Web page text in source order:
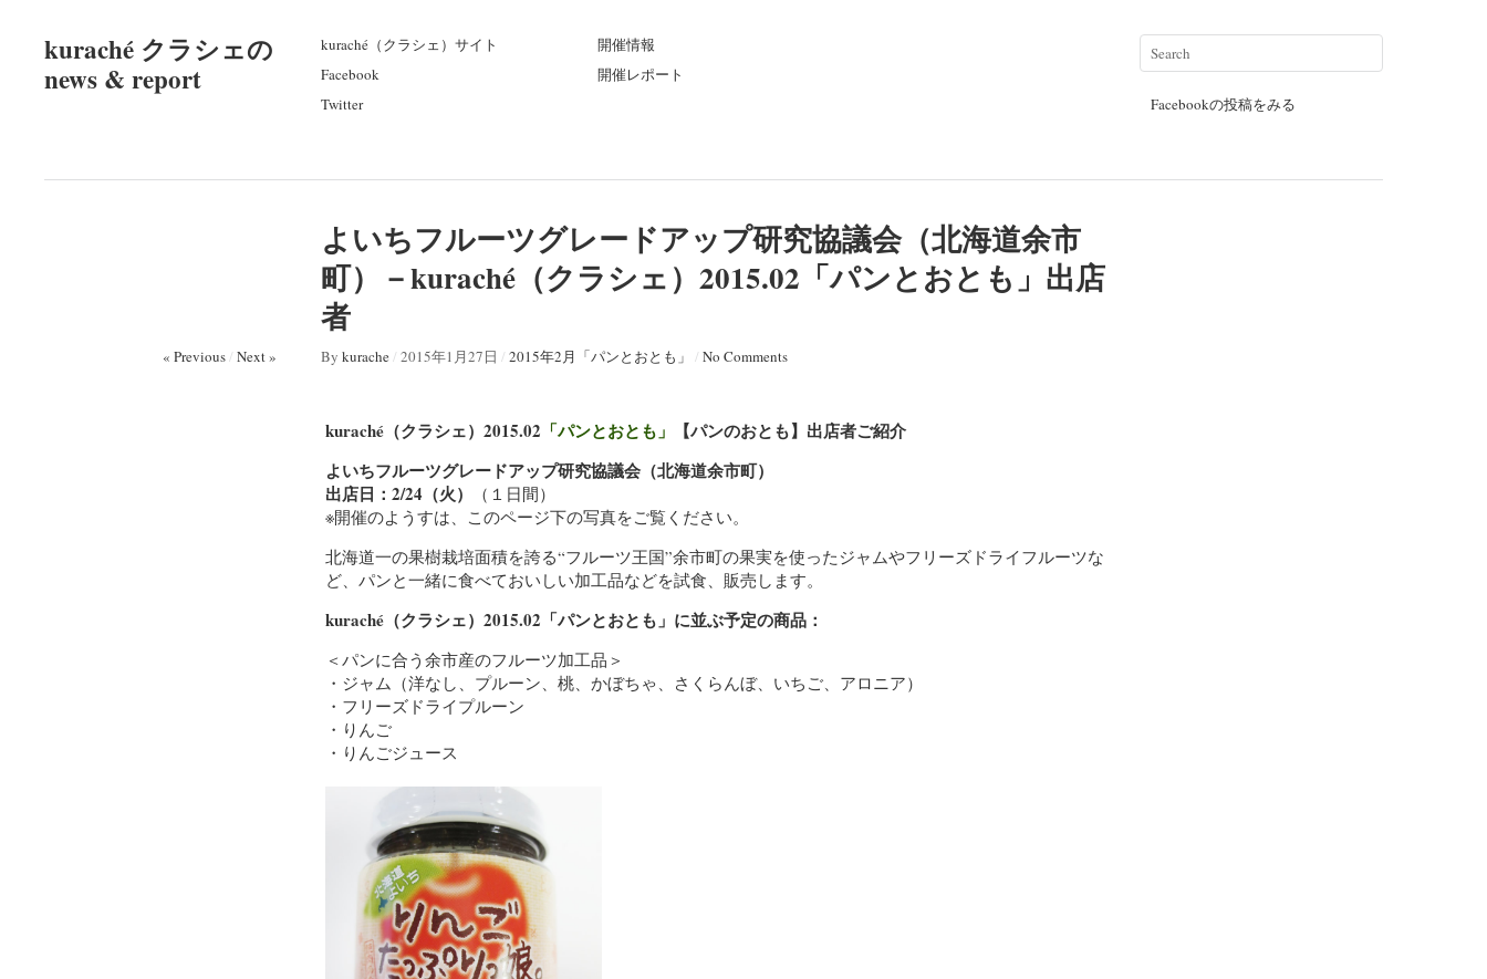
kuraché クラシェの
news & report
kuraché（クラシェ）サイト
Facebook
Twitter
開催情報
開催レポート
Facebookの投稿をみる
よいちフルーツグレードアップ研究協議会（北海道余市
町）－kuraché（クラシェ）2015.02「パンとおとも」出店
者
« Previous/ Next » By kurache/ 2015年1月27日 / 2015年2月「パンとおとも」 / No Comments
kuraché（クラシェ）2015.02 「パンとおとも」
【パンのおとも】出店者ご紹介
よいちフルーツグレードアップ研究協議会（北海道余市町）
出店日：2/24（火）
（１日間）
※開催のようすは、このページ下の写真をご覧ください。
北海道一の果樹栽培面積を誇る“フルーツ王国”余市町の果実を使ったジャムやフリーズドライフルーツな
ど、パンと一緒に食べておいしい加工品などを試食、販売します。
kuraché（クラシェ）2015.02「パンとおとも」に並ぶ予定の商品：
＜パンに合う余市産のフルーツ加工品＞
・ジャム（洋なし、プルーン、桃、かぼちゃ、さくらんぼ、いちご、アロニア）
・フリーズドライプルーン
・りんご
・りんごジュース